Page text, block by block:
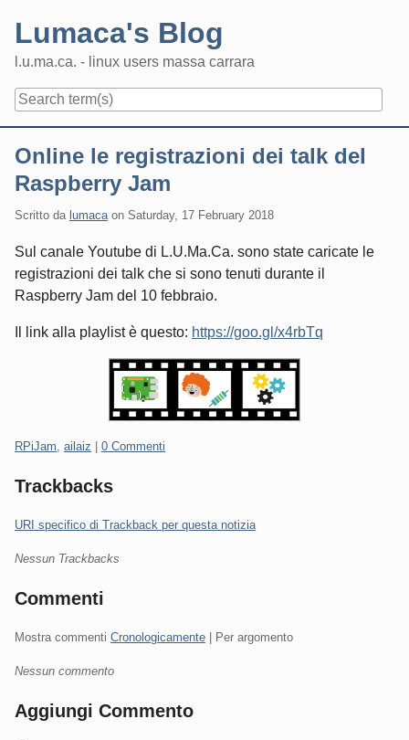
content
Lumaca's Blog
l.u.ma.ca. - linux users massa carrara
Online le registrazioni dei talk del
Raspberry Jam
Scritto da lumaca on Saturday, 17 February 2018
Sul canale Youtube di L.U.Ma.Ca. sono state caricate le
registrazioni dei talk che si sono tenuti durante il
Raspberry Jam del 10 febbraio.
Il link alla playlist è questo: https://goo.gl/x4rbTq
Categorie:
RPiJam ailaiz | 0 Commenti
Trackbacks
URI specifico di Trackback per questa notizia
Nessun Trackbacks
Commenti
Mostra commenti Cronologicamente | Per argomento
Nessun commento
Aggiungi Commento